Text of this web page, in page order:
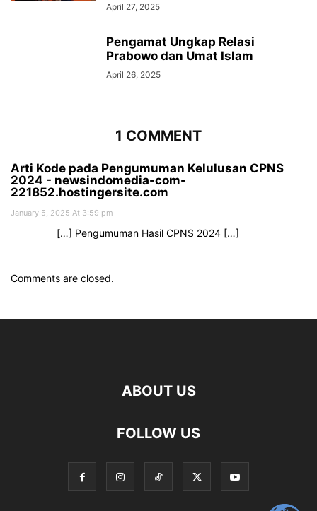
April 27, 2025
Pengamat Ungkap Relasi
Prabowo dan Umat Islam
April 26, 2025
1 COMMENT
Arti Kode pada Pengumuman Kelulusan CPNS
2024 - newsindomedia-com-
221852.hostingersite.com
January 5, 2025 At 3:59 pm
[…] Pengumuman Hasil CPNS 2024 […]
Comments are closed.
ABOUT US
FOLLOW US